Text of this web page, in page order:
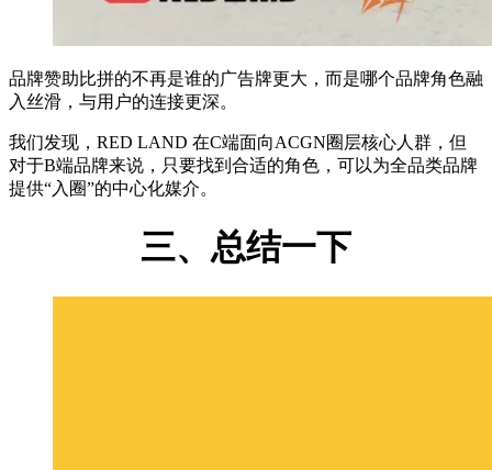
品牌赞助比拼的不再是谁的广告牌更大，而是哪个品牌角色融
入丝滑，与用户的连接更深。
我们发现，RED LAND 在C端面向ACGN圈层核心人群，但
对于B端品牌来说，只要找到合适的角色，可以为全品类品牌
提供“入圈”的中心化媒介。
三、总结一下